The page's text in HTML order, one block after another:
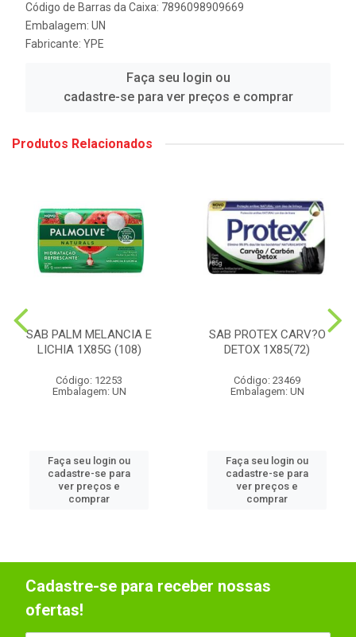
Código de Barras da Caixa: 7896098909669
Embalagem: UN
Fabricante: YPE
Faça seu login ou
cadastre-se para ver preços e comprar
Produtos Relacionados
SAB PALM MELANCIA E
LICHIA 1X85G (108)
Código: 12253
Embalagem: UN
Faça seu login ou
cadastre-se para
ver preços e
comprar
SAB PROTEX CARV?O
DETOX 1X85(72)
Código: 23469
Embalagem: UN
Faça seu login ou
cadastre-se para
ver preços e
comprar
Cadastre-se para receber nossas
ofertas!